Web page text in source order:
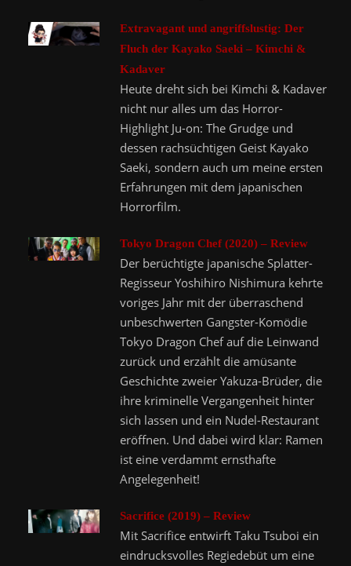
Extravagant und angriffslustig: Der
Fluch der Kayako Saeki – Kimchi &
Kadaver
Heute dreht sich bei Kimchi & Kadaver
nicht nur alles um das Horror-
Highlight Ju-on: The Grudge und
dessen rachsüchtigen Geist Kayako
Saeki, sondern auch um meine ersten
Erfahrungen mit dem japanischen
Horrorfilm.
Tokyo Dragon Chef (2020) – Review
Der berüchtigte japanische Splatter-
Regisseur Yoshihiro Nishimura kehrte
voriges Jahr mit der überraschend
unbeschwerten Gangster-Komödie
Tokyo Dragon Chef auf die Leinwand
zurück und erzählt die amüsante
Geschichte zweier Yakuza-Brüder, die
ihre kriminelle Vergangenheit hinter
sich lassen und ein Nudel-Restaurant
eröffnen. Und dabei wird klar: Ramen
ist eine verdammt ernsthafte
Angelegenheit!
Sacrifice (2019) – Review
Mit Sacrifice entwirft Taku Tsuboi ein
eindrucksvolles Regiedebüt um eine